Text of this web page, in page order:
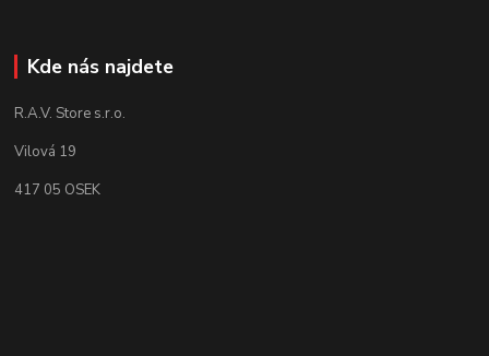
Kde nás najdete
R.A.V. Store s.r.o.
Vilová 19
417 05 OSEK